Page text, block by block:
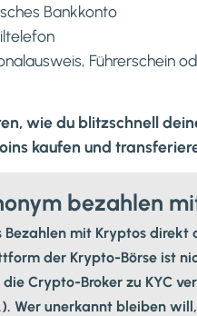
Bankkonto
Führerschein
wie du blitzschnell
kaufen und
bezahlen
Bezahlen mit Kryptos direkt
der Krypto-Börse ist
Crypto-Broker zu KYC
Wer unerkannt bleiben